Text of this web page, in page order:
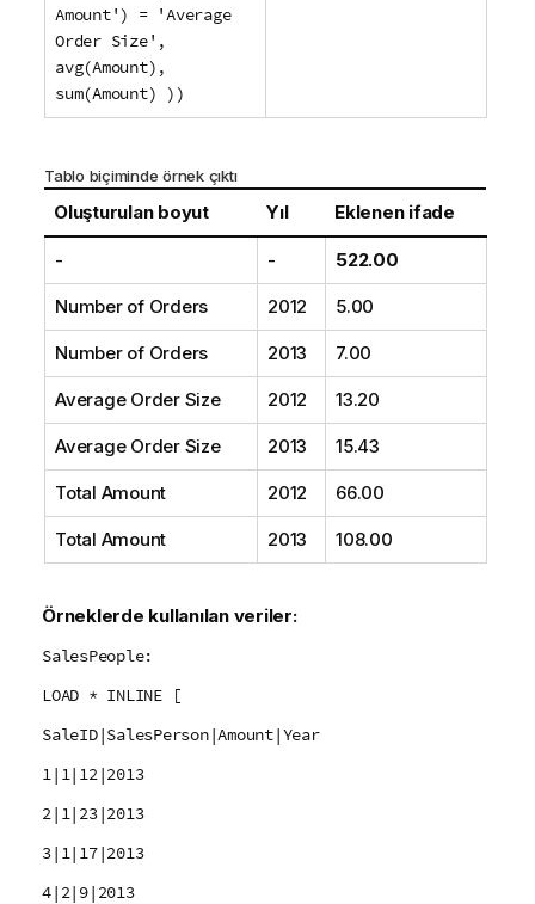
Amount') = 'Average
Order Size',
avg(Amount),
sum(Amount) ))
Tablo biçiminde örnek çıktı
Oluşturulan boyut Yıl Eklenen ifade
- - 522.00
Number of Orders 2012 5.00
Number of Orders 2013 7.00
Average Order Size 2012 13.20
Average Order Size 2013 15.43
Total Amount 2012 66.00
Total Amount 2013 108.00
Örneklerde kullanılan veriler:
SalesPeople:
LOAD * INLINE [
SaleID|SalesPerson|Amount|Year
1|1|12|2013
2|1|23|2013
3|1|17|2013
4|2|9|2013